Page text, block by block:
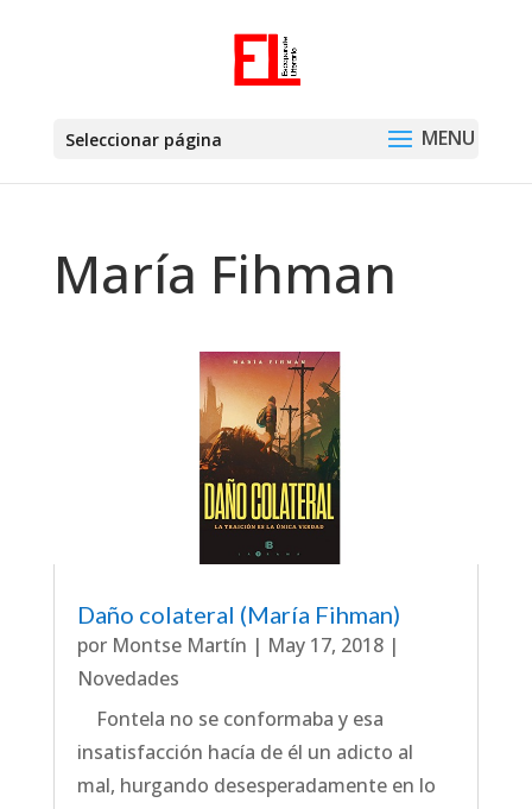
Seleccionar página
María Fihman
Daño colateral (María Fihman)
por Montse Martín | May 17, 2018|
Novedades
Fontela no se conformaba y esa
insatisfacción hacía de él un adicto al
mal, hurgando desesperadamente en lo